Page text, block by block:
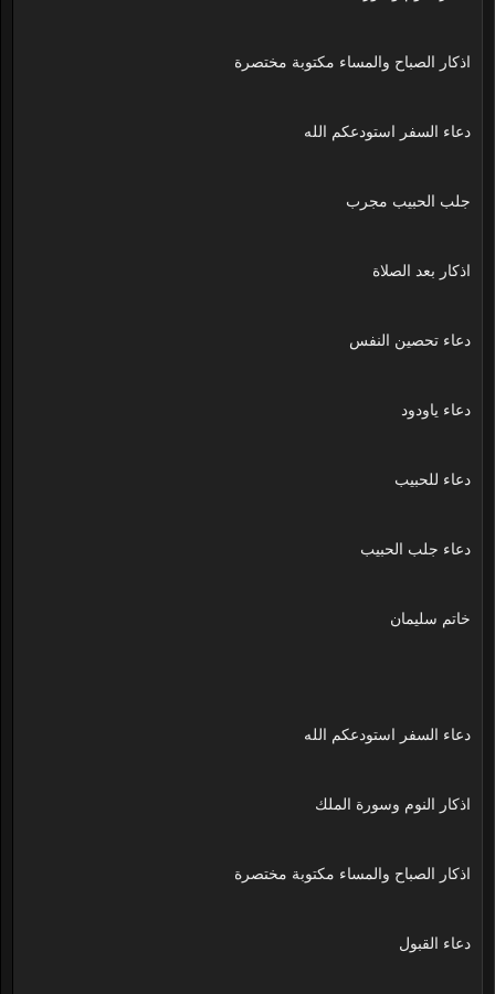
اذكار الصباح والمساء مكتوبة مختصرة
دعاء السفر استودعكم الله
جلب الحبيب مجرب
اذكار بعد الصلاة
دعاء تحصين النفس
دعاء ياودود
دعاء للحبيب
دعاء جلب الحبيب
خاتم سليمان
دعاء السفر استودعكم الله
اذكار النوم وسورة الملك
اذكار الصباح والمساء مكتوبة مختصرة
دعاء القبول